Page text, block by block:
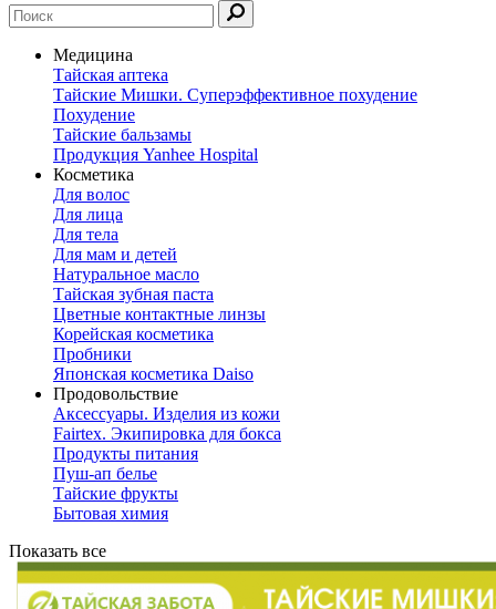
Медицина
Тайская аптека
Тайские Мишки. Суперэффективное похудение
Похудение
Тайские бальзамы
Продукция Yanhee Hospital
Косметика
Для волос
Для лица
Для тела
Для мам и детей
Натуральное масло
Тайская зубная паста
Цветные контактные линзы
Корейская косметика
Пробники
Японская косметика Daiso
Продовольствие
Аксессуары. Изделия из кожи
Fairtex. Экипировка для бокса
Продукты питания
Пуш-ап белье
Тайские фрукты
Бытовая химия
Показать все